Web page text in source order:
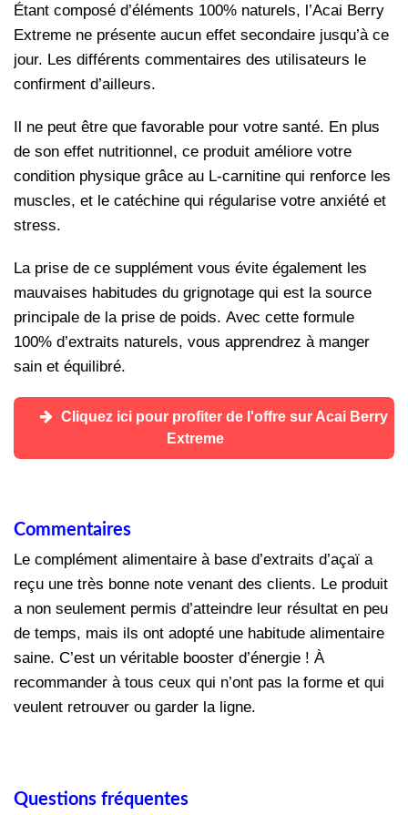
Étant composé d’éléments 100% naturels, l’Acai Berry
Extreme ne présente aucun effet secondaire jusqu’à ce
jour. Les différents commentaires des utilisateurs le
confirment d’ailleurs.
Il ne peut être que favorable pour votre santé. En plus
de son effet nutritionnel, ce produit améliore votre
condition physique grâce au L-carnitine qui renforce les
muscles, et le catéchine qui régularise votre anxiété et
stress.
La prise de ce supplément vous évite également les
mauvaises habitudes du grignotage qui est la source
principale de la prise de poids. Avec cette formule
100% d’extraits naturels, vous apprendrez à manger
sain et équilibré.
Cliquez ici pour profiter de l'offre sur Acai Berry
Extreme
Commentaires
Le complément alimentaire à base d’extraits d’açaï a
reçu une très bonne note venant des clients. Le produit
a non seulement permis d’atteindre leur résultat en peu
de temps, mais ils ont adopté une habitude alimentaire
saine. C’est un véritable booster d’énergie ! À
recommander à tous ceux qui n’ont pas la forme et qui
veulent retrouver ou garder la ligne.
Questions fréquentes